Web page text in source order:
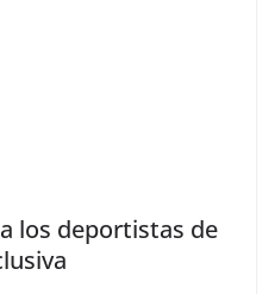
los deportistas de